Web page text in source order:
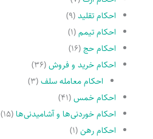
احکام تقلید(۹)
احکام تیمم(۱)
احکام حج(۱۶)
احکام خرید و فروش(۳۶)
احکام معامله سلف(۳)
احکام خمس(۴۱)
احکام خوردنی‌ها و آشامیدنی‌ها(۱۵)
احکام رهن(۱)